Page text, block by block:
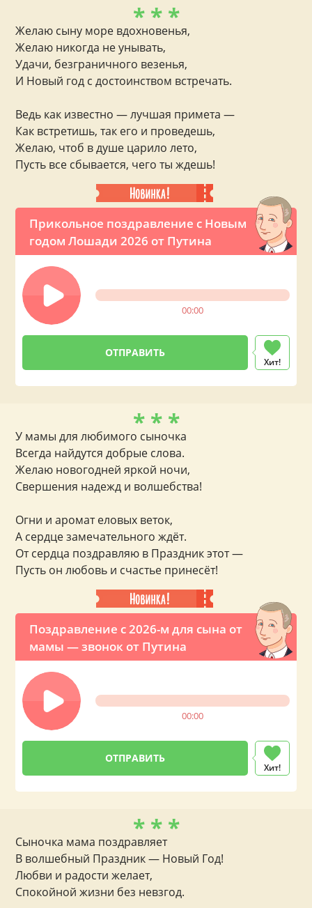
Прикольное поздравление с Новым
годом Лошади 2026 от Путина
00:00
Хит!
* * *
Желаю сыну море вдохновенья,
Желаю никогда не унывать,
Удачи, безграничного везенья,
И Новый год с достоинством встречать.
Ведь как известно — лучшая примета —
Как встретишь, так его и проведешь,
Желаю, чтоб в душе царило лето,
Пусть все сбывается, чего ты ждешь!
Поздравление с 2026-м для сына от
мамы — звонок от Путина
00:00
Хит!
* * *
У мамы для любимого сыночка
Всегда найдутся добрые слова.
Желаю новогодней яркой ночи,
Свершения надежд и волшебства!
Огни и аромат еловых веток,
А сердце замечательного ждёт.
От сердца поздравляю в Праздник этот —
Пусть он любовь и счастье принесёт!
* * *
Сыночка мама поздравляет
В волшебный Праздник — Новый Год!
Любви и радости желает,
Спокойной жизни без невзгод.